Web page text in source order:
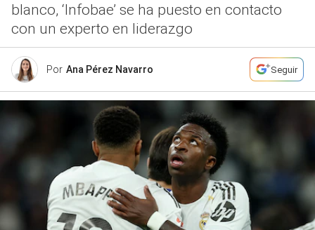
blanco, ‘Infobae’ se ha puesto en contacto
con un experto en liderazgo
Por Ana Pérez Navarro Seguir